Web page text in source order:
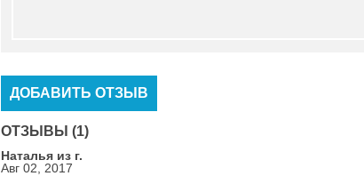
ДОБАВИТЬ ОТЗЫВ
ОТЗЫВЫ (1)
Наталья из г.
Авг 02, 2017